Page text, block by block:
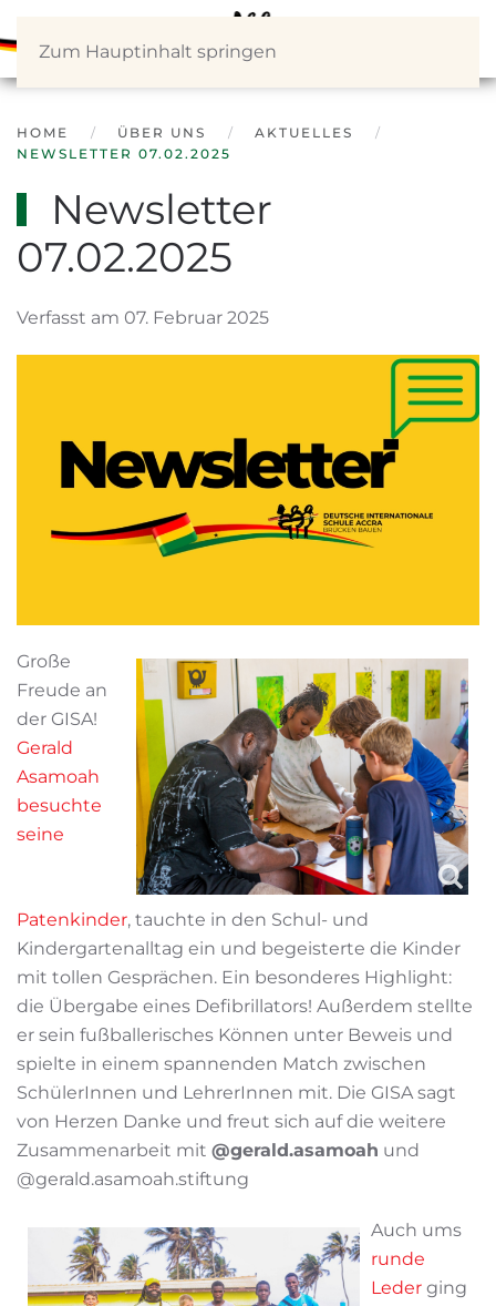
Zum Hauptinhalt springen
HOME ÜBER UNS
AKTUELLES
NEWSLETTER 07.02.2025
Newsletter
07.02.2025
Verfasst am 07. Februar 2025
Große
Freude an
der GISA!
Gerald
Asamoah
besuchte
seine
Patenkinder, tauchte in den Schul- und
Kindergartenalltag ein und begeisterte die Kinder
mit tollen Gesprächen. Ein besonderes Highlight:
die Übergabe eines Defibrillators! Außerdem stellte
er sein fußballerisches Können unter Beweis und
spielte in einem spannenden Match zwischen
SchülerInnen und LehrerInnen mit. Die GISA sagt
von Herzen Danke und freut sich auf die weitere
Zusammenarbeit mit @gerald.asamoah und
@gerald.asamoah.stiftung
Auch ums
runde
Leder ging